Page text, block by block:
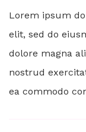
Lorem ipsum
elit, sed do
dolore magna
nostrud
ea commodo